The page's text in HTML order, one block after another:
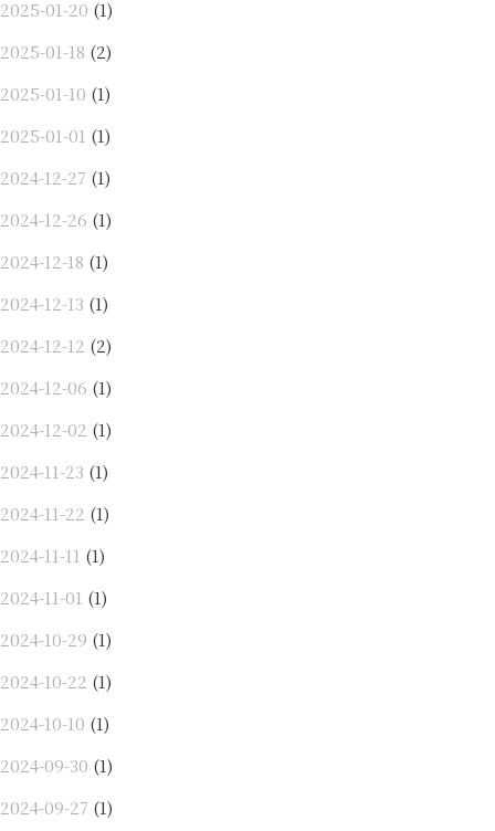
2025-01-20 (1)
2025-01-18 (2)
2025-01-10 (1)
2025-01-01 (1)
2024-12-27 (1)
2024-12-26 (1)
2024-12-18 (1)
2024-12-13 (1)
2024-12-12 (2)
2024-12-06 (1)
2024-12-02 (1)
2024-11-23 (1)
2024-11-22 (1)
2024-11-11 (1)
2024-11-01 (1)
2024-10-29 (1)
2024-10-22 (1)
2024-10-10 (1)
2024-09-30 (1)
2024-09-27 (1)